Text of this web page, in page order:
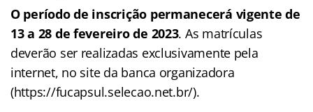
O período de inscrição permanecerá vigente de
13 a 28 de fevereiro de 2023. As matrículas
deverão ser realizadas exclusivamente pela
internet, no site da banca organizadora
(https://fucapsul.selecao.net.br/).